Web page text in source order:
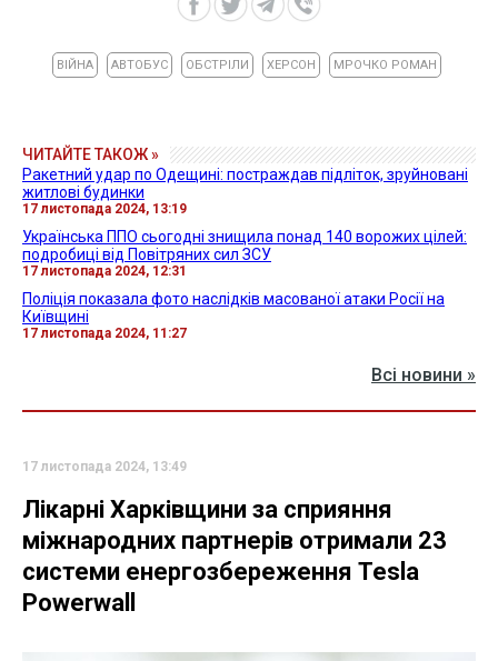
ВІЙНА АВТОБУС ОБСТРІЛИ ХЕРСОН МРОЧКО РОМАН
ЧИТАЙТЕ ТАКОЖ »
Ракетний удар по Одещині: постраждав підліток, зруйновані
житлові будинки
17 листопада 2024, 13:19
Українська ППО сьогодні знищила понад 140 ворожих цілей:
подробиці від Повітряних сил ЗСУ
17 листопада 2024, 12:31
Поліція показала фото наслідків масованої атаки Росії на
Київщині
17 листопада 2024, 11:27
Всі новини »
17 листопада 2024, 13:49
Лікарні Харківщини за сприяння
міжнародних партнерів отримали 23
системи енергозбереження Tesla
Powerwall